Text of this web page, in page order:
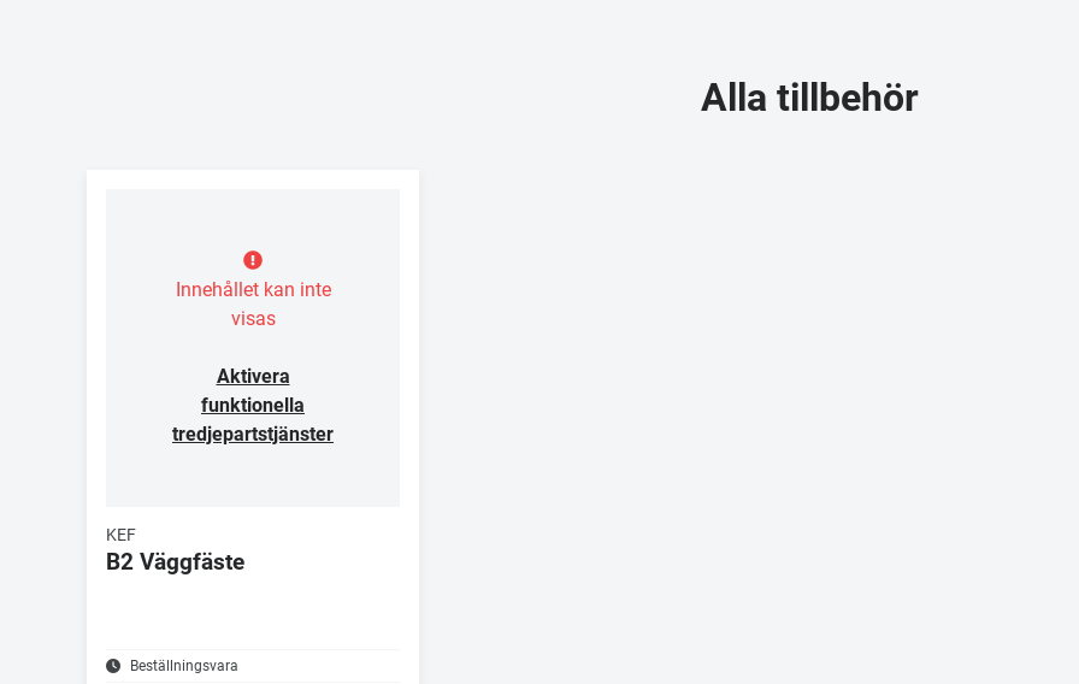
Alla tillbehör
Innehållet kan inte
visas
Aktivera
funktionella
tredjepartstjänster
KEF
B2 Väggfäste
Beställningsvara